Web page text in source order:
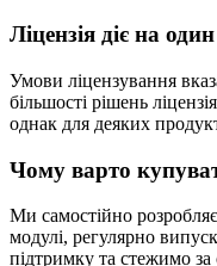
Ліцензія діє на
Умови ліцензування
більшості рішень
однак для деяких
Чому варто
Ми самостійно
модулі, регулярно
підтримку та стежимо